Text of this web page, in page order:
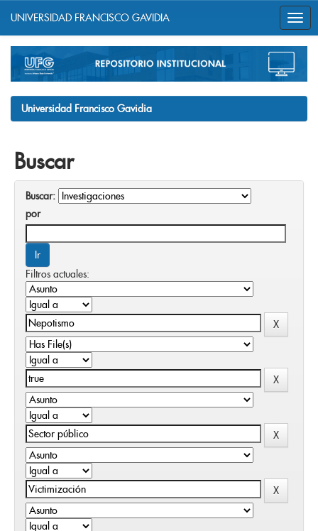
navigation
UNIVERSIDAD FRANCISCO GAVIDIA
Universidad Francisco Gavidia
Buscar
Buscar:
por
Filtros actuales: